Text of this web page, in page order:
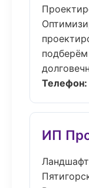
Телефон:
ИП